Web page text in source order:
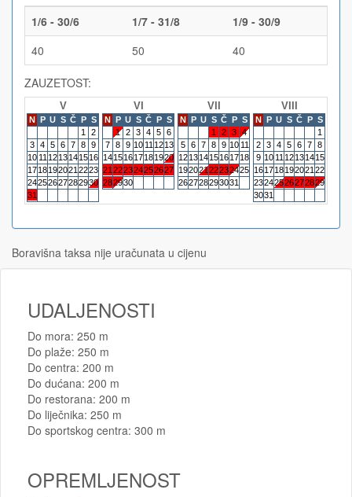
1/6 - 30/6
1/7 - 31/8
1/9 - 30/9
40
50 40
ZAUZETOST:
V
N P U S Č P S
1
2
3 4 5 6 7 8 9
10 11 1213141516
1718192021 2223
24252627282930
31
VI
N P U S Č P S
1 2 3 4 5 6
7 8 9 10 11 1213
14151617181920
21 222324252627
282930
VII
N P U S Č P S
1
2 3 4
5 6 7 8 9 10 11
12131415161718
19202122232425
262728293031
VIII
N P U S Č P S
1
2 3 4 5 6 7 8
9 10 11 12131415
161718192021 22
23242526272829
3031
Boravišna taksa nije uračunata u cijenu
UDALJENOSTI
Do mora: 250 m
Do plaže: 250 m
Do centra: 200 m
Do dućana: 200 m
Do restorana: 200 m
Do liječnika: 250 m
Do sportskog centra: 300 m
OPREMLJENOST